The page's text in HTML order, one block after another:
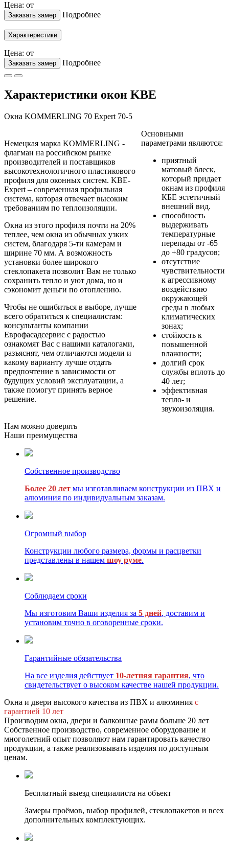
Цена: от
Заказать замер Подробнее
Характеристики
Цена: от
Заказать замер Подробнее
Характеристики окон KBE
Окна KOMMERLING 70 Expert 70-5
Немецкая марка KOMMERLING -
флагман на российском рынке
производителей и поставщиков
высокотехнологичного пластикового
профиля для оконных систем. KBЕ-
Expert – современная профильная
система, которая отвечает высоким
требованиям по теплоизоляции.
Окна из этого профиля почти на 20%
теплее, чем окна из обычных узких
систем, благодаря 5-ти камерам и
ширине 70 мм. А возможность
установки более широкого
стеклопакета позволит Вам не только
сохранить тепло и уют дома, но и
сэкономит деньги по отоплению.
Чтобы не ошибиться в выборе, лучше
всего обратиться к специалистам:
консультанты компании
Еврофасадсервис с радостью
ознакомят Вас с нашими каталогами,
разъяснят, чем отличаются модели и
какому варианту лучше отдать
предпочтение в зависимости от
будущих условий эксплуатации, а
также помогут принять верное
решение.
Основными
параметрами являются:
приятный
матовый блеск,
который придает
окнам из профиля
КБЕ эстетичный
внешний вид.
способность
выдерживать
температурные
перепады от -65
до +80 градусов;
отсутствие
чувствительности
к агрессивному
воздействию
окружающей
среды в любых
климатических
зонах;
стойкость к
повышенной
влажности;
долгий срок
службы вплоть до
40 лет;
эффективная
тепло- и
звукоизоляция.
Нам можно доверять
Наши преимущества
Собственное производство
Более 20 лет мы изготавливаем конструкции из ПВХ и
алюминия по индивидуальным заказам.
Огромный выбор
Конструкции любого размера, формы и расцветки
представлены в нашем шоу руме.
Соблюдаем сроки
Мы изготовим Ваши изделия за 5 дней, доставим и
установим точно в оговоренные сроки.
Гарантийные обязательства
На все изделия действует 10-летняя гарантия, что
свидетельствует о высоком качестве нашей продукции.
Окна и двери высокого качества из ПВХ и алюминия с
гарантией 10 лет
Производим окна, двери и балконные рамы больше 20 лет
Собственное производство, современное оборудование и
многолетний опыт позволяют нам гарантировать качество
продукции, а также реализовывать изделия по доступным
ценам.
Бесплатный выезд специалиста на объект
Замеры проёмов, выбор профилей, стеклопакетов и всех
дополнительных комплектующих.